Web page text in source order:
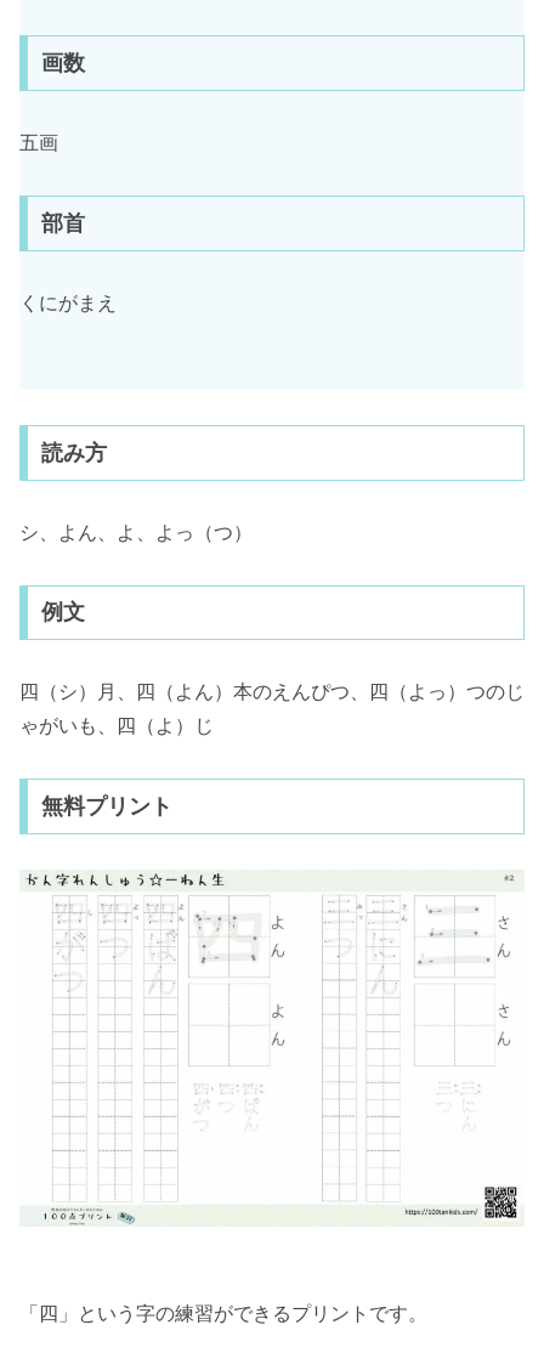
画数
五画
部首
くにがまえ
読み方
シ、よん、よ、よっ（つ）
例文
四（シ）月、四（よん）本のえんぴつ、四（よっ）つのじ
ゃがいも、四（よ）じ
無料プリント
「四」という字の練習ができるプリントです。